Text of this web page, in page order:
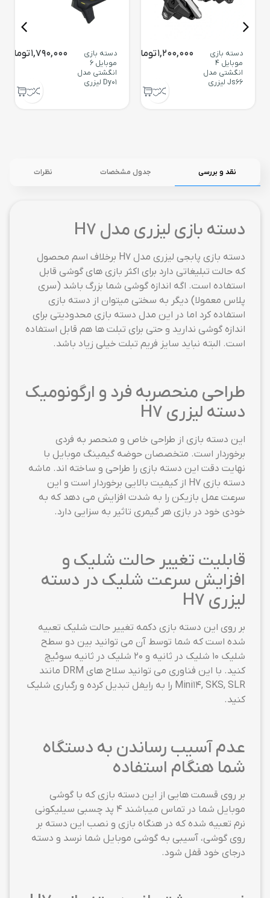
دسته بازی
موبایل 4
انگشتی مدل
Js66 لیزری
1,200,000تومان
دسته بازی
موبایل 6
انگشتی مدل
Dy01 لیزری
1,790,000تومان
نقد و بررسی جدول مشخصات نظرات
دسته بازی لیزری مدل H7
دسته بازی پابجی لیزری مدل H7 برخلاف اسم محصول
که حالت تبلیغاتی دارد برای اکثر بازی های گوشی قابل
استفاده است. اگه اندازه گوشی شما بزرگ باشد (سری
پلاس معمولا) دیگر به سختی میتوان از دسته بازی
استفاده کرد اما در این مدل دسته بازی محدودیتی برای
اندازه گوشی ندارید و حتی برای تبلت ها هم قابل استفاده
است. البته نباید سایز فریم تبلت خیلی زیاد باشد.
طراحی منحصربه فرد و ارگونومیک
دسته لیزری H7
این دسته بازی از طراحی خاص و منحصر به فردی
برخوردار است. متخصصان حوضه گیمینگ موبایل با
نهایت دقت این دسته بازی را طراحی و ساخته اند. ماشه
دسته بازی H7 از کیفیت بالایی برخوردار است و این
سرعت عمل بازیکن را به شدت افزایش می دهد که به
خودی خود در بازی هر گیمری تاثیر به سزایی دارد.
قابلیت تغییر حالت شلیک و
افزایش سرعت شلیک در دسته
لیزری H7
بر روی این دسته بازی دکمه تغییر حالت شلیک تعبیه
شده است که شما توسط آن می توانید بین دو سطح
شلیک 10 شلیک در ثانیه و 20 شلیک در ثانیه سوئیچ
کنید. با این فناوری می توانید سلاح های DRM مانند
Mini14, SKS, SLR را به رایفل تبدیل کرده و رگباری شلیک
کنید.
عدم آسیب رساندن به دستگاه
شما هنگام استفاده
بر روی قسمت هایی از این دسته بازی که با گوشی
موبایل شما در تماس میباشند 4 پد چسبی سیلیکونی
نرم تعبیه شده که در هنگاه بازی و نصب این دسته بر
روی گوشی، آسیبی به گوشی موبایل شما نرسد و دسته
درجای خود قفل شود.